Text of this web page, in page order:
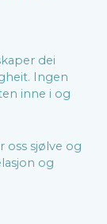
dei
Ingen
inne i og
oss sjølve og
og